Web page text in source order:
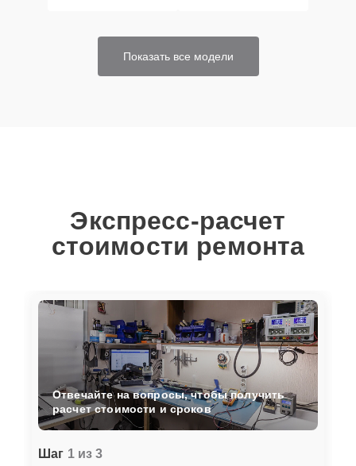
Показать все модели
Экспресс-расчет
стоимости ремонта
Шаг 1 из 3
Отвечайте на вопросы, чтобы получить
расчет стоимости и сроков